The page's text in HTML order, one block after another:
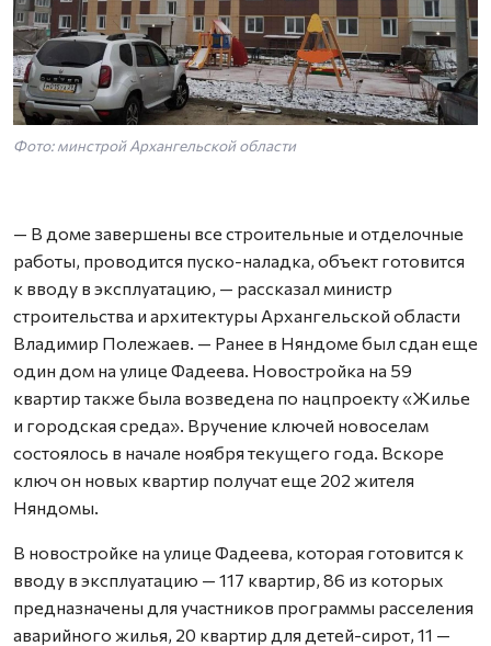
Фото: минстрой Архангельской области
— В доме завершены все строительные и отделочные
работы, проводится пуско-наладка, объект готовится
к вводу в эксплуатацию, — рассказал министр
строительства и архитектуры Архангельской области
Владимир Полежаев. — Ранее в Няндоме был сдан еще
один дом на улице Фадеева. Новостройка на 59
квартир также была возведена по нацпроекту «Жилье
и городская среда». Вручение ключей новоселам
состоялось в начале ноября текущего года. Вскоре
ключ он новых квартир получат еще 202 жителя
Няндомы.
В новостройке на улице Фадеева, которая готовится к
вводу в эксплуатацию — 117 квартир, 86 из которых
предназначены для участников программы расселения
аварийного жилья, 20 квартир для детей-сирот, 11 —